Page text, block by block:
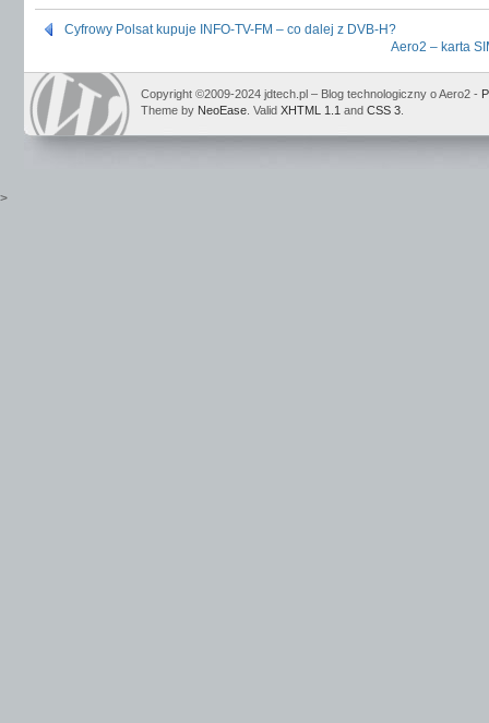
Cyfrowy Polsat kupuje INFO-TV-FM – co dalej z DVB-H?
Aero2 – karta
Copyright ©2009-2024 jdtech.pl – Blog technologiczny o Aero2 -
Theme by NeoEase . Valid XHTML 1.1 and CSS 3
>